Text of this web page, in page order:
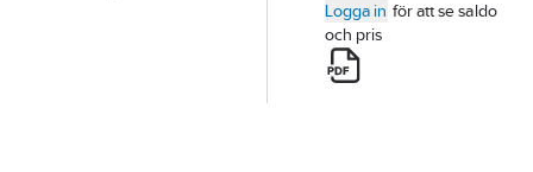
Logga in för att se saldo
och pris